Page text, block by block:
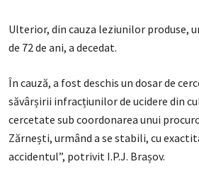
Ulterior, din cauza leziunilor produse,
de 72 de ani, a decedat.
În cauză, a fost deschis un dosar de
săvârșirii infracțiunilor de ucidere din
cercetate sub coordonarea unui
Zărnești, urmând a se stabili, cu
accidentul”, potrivit I.P.J. Brașov.